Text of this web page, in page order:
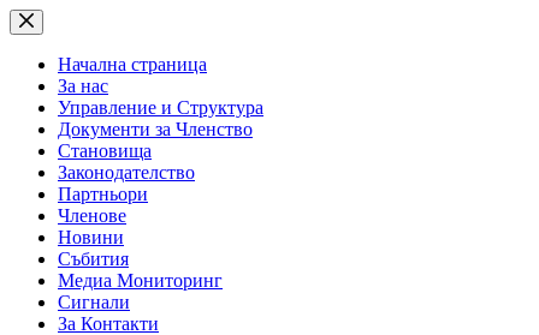
Skip
to
contentНачална страница
За нас
Управление и Структура
Документи за Членство
Становища
Законодателство
Партньори
Членове
Новини
Събития
Медиа Мониторинг
Сигнали
За Контакти